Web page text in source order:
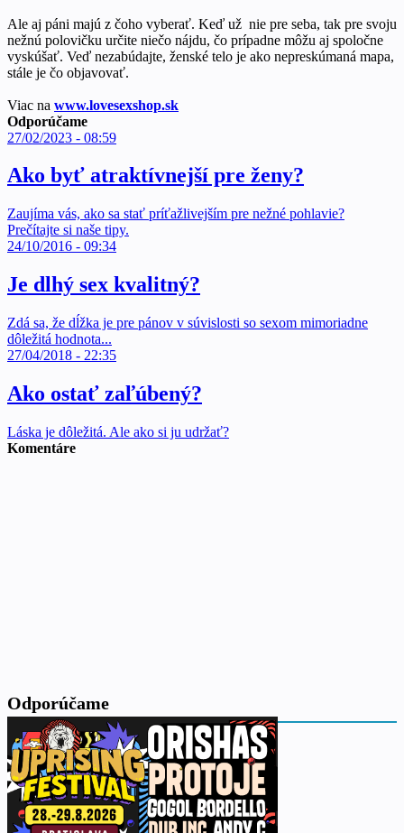
Ale aj páni majú z čoho vyberať. Keď už nie pre seba, tak pre svoju
nežnú polovičku určite niečo nájdu, čo prípadne môžu aj spoločne
vyskúšať. Veď nezabúdajte, ženské telo je ako nepreskúmaná mapa,
stále je čo objavovať.
Viac na www.lovesexshop.sk
Odporúčame
27/02/2023 - 08:59
Ako byť atraktívnejší pre ženy?
Zaujíma vás, ako sa stať príťažlivejším pre nežné pohlavie?
Prečítajte si naše tipy.
24/10/2016 - 09:34
Je dlhý sex kvalitný?
Zdá sa, že dĺžka je pre pánov v súvislosti so sexom mimoriadne
dôležitá hodnota...
27/04/2018 - 22:35
Ako ostať zaľúbený?
Láska je dôležitá. Ale ako si ju udržať?
Komentáre
Odporúčame